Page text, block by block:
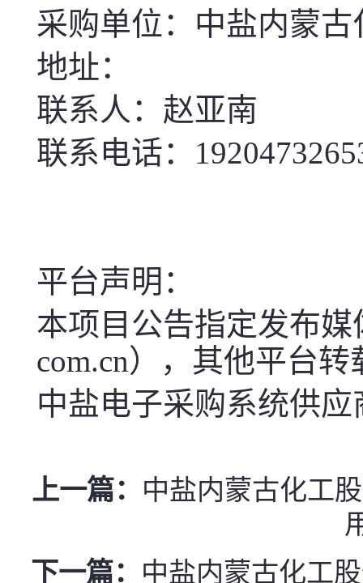
采购单位：中盐内蒙
地址：
联系人：赵亚南
联系电话：
平台声明：
本项目公告指定发布媒
com.cn），其他平台
中盐电子采购系统供应
上一篇： 中盐内蒙古化工
下一篇： 中盐内蒙古化工